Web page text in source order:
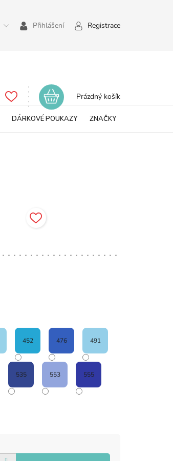
Přihlášení Registrace
Nákupní
Prázdný košík
DÁRKOVÉ POUKAZY ZNAČKY
452 476 491
535 553 555